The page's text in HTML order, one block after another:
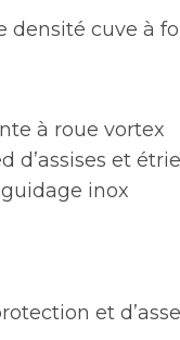
cuve à
à roue vortex
d’assises et
inox
et